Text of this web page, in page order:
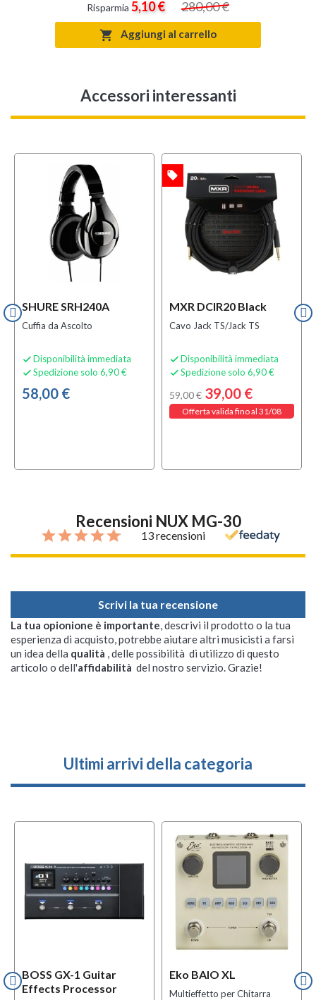
Risparmia 5,10 € 280,00 €
 Aggiungi al carrello
Accessori interessanti
SHURE SRH240A
Cuffia da Ascolto
 Disponibilità immediata
 Spedizione solo 6,90 €
58,00 €
MXR DCIR20 Black
Cavo Jack TS/Jack TS
 Disponibilità immediata
 Spedizione solo 6,90 €
59,00 € 39,00 €
Offerta valida fino al 31/08
local_offer MULTIPACK
Recensioni NUX MG-30
13 recensioni
Scrivi la tua recensione
La tua opionione è importante, descrivi il prodotto o la tua
esperienza di acquisto, potrebbe aiutare altri musicisti a farsi
un idea della qualità , delle possibilità di utilizzo di questo
articolo o dell'affidabilità del nostro servizio. Grazie!
Ultimi arrivi della categoria
BOSS GX-1 Guitar
Effects Processor
Eko BAIO XL
Multieffetto per Chitarra